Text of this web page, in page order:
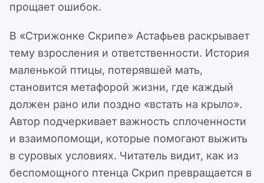
прощает ошибок.
В «Стрижонке Скрипе» Астафьев раскрывает
тему взросления и ответственности. История
маленькой птицы, потерявшей мать,
становится метафорой жизни, где каждый
должен рано или поздно «встать на крыло».
Автор подчеркивает важность сплоченности
и взаимопомощи, которые помогают выжить
в суровых условиях. Читатель видит, как из
беспомощного птенца Скрип превращается в